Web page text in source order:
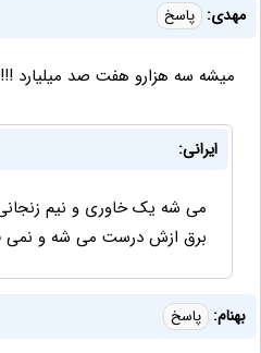
مهدی: پاسخ
میشه سه هزارو هفت صد میلیارد
ایرانی:
می شه یک خاوری و نیم
برق ازش درست می شه و نمی
بهنام: پاسخ